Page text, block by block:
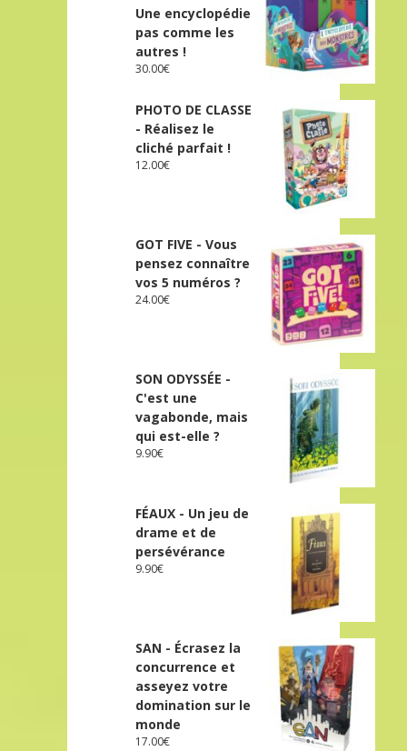
Une encyclopédie
pas comme les
autres !
30.00€
PHOTO DE CLASSE
- Réalisez le
cliché parfait !
12.00€
GOT FIVE - Vous
pensez connaître
vos 5 numéros ?
24.00€
SON ODYSSÉE -
C'est une
vagabonde, mais
qui est-elle ?
9.90€
FÉAUX - Un jeu de
drame et de
persévérance
9.90€
SAN - Écrasez la
concurrence et
asseyez votre
domination sur le
monde
17.00€